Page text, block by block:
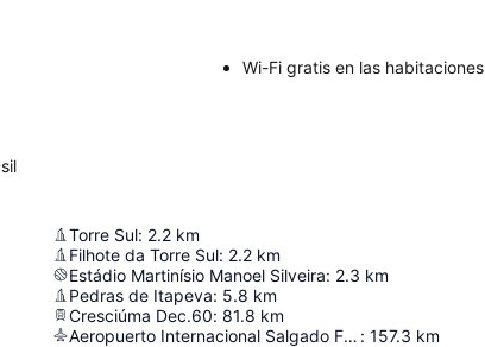
Wi-Fi gratis en las habitaciones
Torre Sul: 2.2 km
Filhote da Torre Sul: 2.2 km
Estádio Martinísio Manoel Silveira: 2.3 km
Pedras de Itapeva: 5.8 km
Cresciúma Dec.60: 81.8 km
Aeropuerto Internacional Salgado Filho : 157.3 km